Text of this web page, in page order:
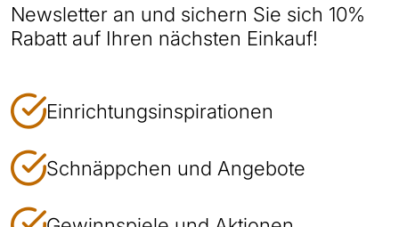
Newsletter an und sichern Sie sich 10%
Rabatt auf Ihren nächsten Einkauf!
Einrichtungsinspirationen
Schnäppchen und Angebote